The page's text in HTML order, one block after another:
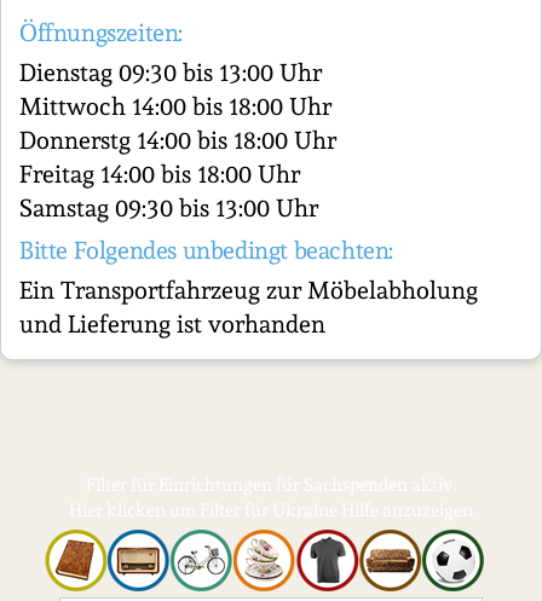
Öffnungszeiten:
Dienstag 09:30 bis 13:00 Uhr
Mittwoch 14:00 bis 18:00 Uhr
Donnerstg 14:00 bis 18:00 Uhr
Freitag 14:00 bis 18:00 Uhr
Samstag 09:30 bis 13:00 Uhr
Bitte Folgendes unbedingt beachten:
Ein Transportfahrzeug zur Möbelabholung
und Lieferung ist vorhanden